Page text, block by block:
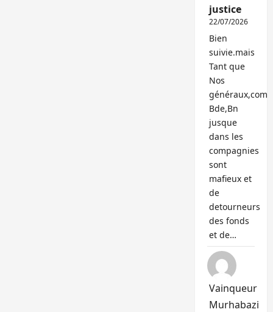
justice
22/07/2026
Bien
suivie.mais
Tant que
Nos
généraux,com
Bde,Bn
jusque
dans les
compagnies
sont
mafieux et
de
detourneurs
des fonds
et de…
Vainqueur
Murhabazi